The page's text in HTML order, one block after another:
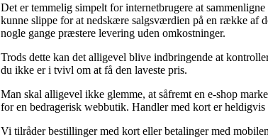
Det er temmelig simpelt for internetbrugere at
kunne slippe for at nedskære salgsværdien på en række af
nogle gange præstere levering uden omkostninger.
Trods dette kan det alligevel blive indbringende at
du ikke er i tvivl om at få den laveste pris.
Man skal alligevel ikke glemme, at såfremt en e-shop
for en bedragerisk webbutik. Handler med kort er
Vi tilråder bestillinger med kort eller betalinger med